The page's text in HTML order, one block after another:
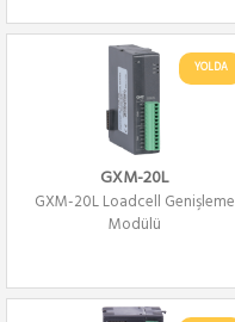
YOLDA
GXM-20L
GXM-20L Loadcell Genişleme
Modülü